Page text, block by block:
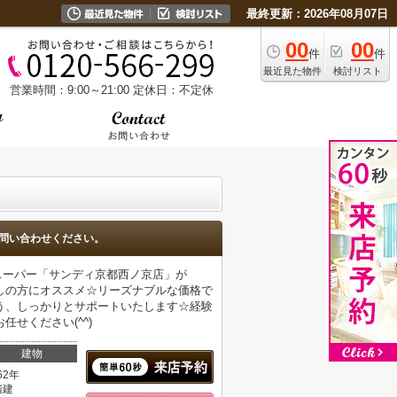
最終更新：2026年08月07日
00件
最近見た物件
00件
検討リスト
営業時間：9:00～21:00 定休日：不定休
い合わせください。
パー「サンディ京都西ノ京店」が
方にオススメ☆リーズナブルな価格で
、しっかりとサポートいたします☆経験
任せください(^^)
建物
年
建